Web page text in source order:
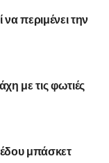
περιμένει την
με τις φωτιές
μπάσκετ